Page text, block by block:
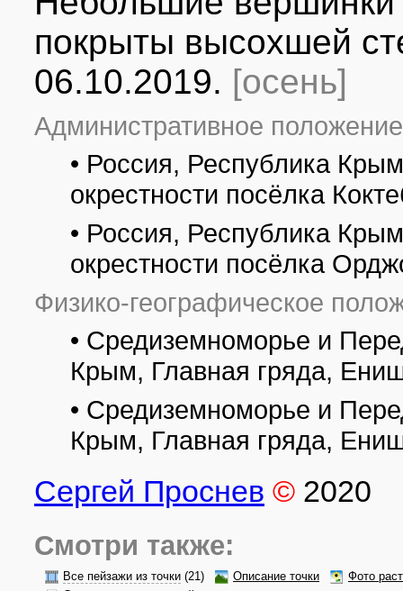
покрыты высохшей
06.10.2019. [осень]
Административное
• Россия, Республика
окрестности посёлка
• Россия, Республика
окрестности посёлка
Физико-географическое
• Средиземноморье и
Крым, Главная гряда,
• Средиземноморье и
Крым, Главная гряда,
Сергей Проснев © 2020
Смотри также:
Все пейзажи из точки (21) Описание точки
Фото